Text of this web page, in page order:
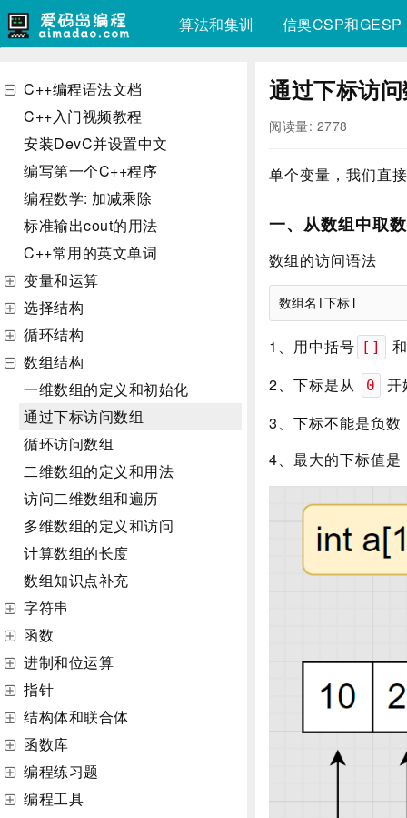
算法和集训 信奥CSP和GESP
C++编程语法文档
C++入门视频教程
安装DevC并设置中文
编写第一个C++程序
编程数学: 加减乘除
标准输出cout的用法
C++常用的英文单词
变量和运算
选择结构
循环结构
数组结构
一维数组的定义和初始化
通过下标访问数组
循环访问数组
二维数组的定义和用法
访问二维数组和遍历
多维数组的定义和访问
计算数组的长度
数组知识点补充
字符串
函数
进制和位运算
指针
结构体和联合体
函数库
编程练习题
编程工具
通过下标访
阅读量: 2778
单个变量，我们直
一、从数组中取
数组的访问语法
1、用中括号 []
2、下标是从
0
开
3、下标不能是负
4、最大的下标值是